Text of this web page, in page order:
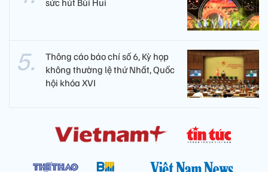
Thông cáo báo chí số 6, Kỳ họp
không thường lệ thứ Nhất, Quốc
hội khóa XVI